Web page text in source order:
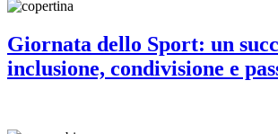
Giornata dello Sport: un
inclusione, condivisione e